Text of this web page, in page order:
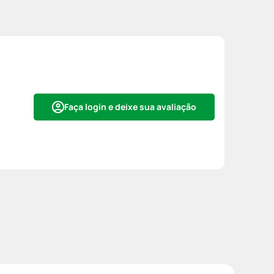
Faça login e deixe sua avaliação